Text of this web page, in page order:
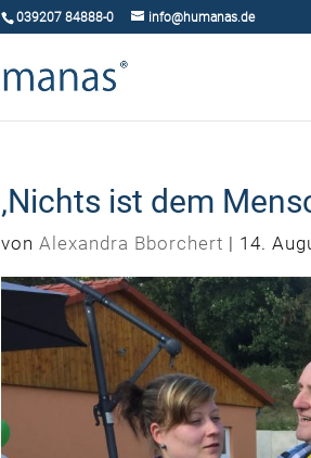
039207 84888-0 info@humanas.de
‚Nichts ist dem
vonAlexandra Bborchert | 14.